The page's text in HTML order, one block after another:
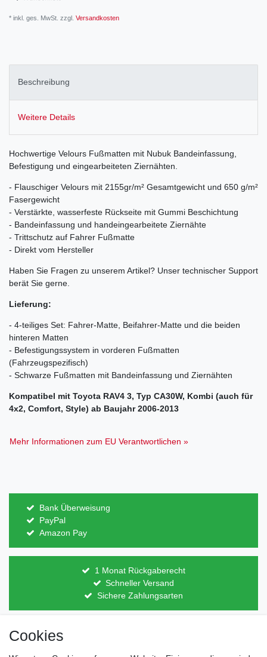
* inkl. ges. MwSt. zzgl. Versandkosten
Beschreibung
Weitere Details
Hochwertige Velours Fußmatten mit Nubuk Bandeinfassung,
Befestigung und eingearbeiteten Ziernähten.
- Flauschiger Velours mit 2155gr/m² Gesamtgewicht und 650 g/m²
Fasergewicht
- Verstärkte, wasserfeste Rückseite mit Gummi Beschichtung
- Bandeinfassung und handeingearbeitete Ziernähte
- Trittschutz auf Fahrer Fußmatte
- Direkt vom Hersteller
Haben Sie Fragen zu unserem Artikel? Unser technischer Support
berät Sie gerne.
Lieferung:
- 4-teiliges Set: Fahrer-Matte, Beifahrer-Matte und die beiden
hinteren Matten
- Befestigungssystem in vorderen Fußmatten
(Fahrzeugspezifisch)
- Schwarze Fußmatten mit Bandeinfassung und Ziernähten
Kompatibel mit Toyota RAV4 3, Typ CA30W, Kombi (auch für
4x2, Comfort, Style) ab Baujahr 2006-2013
Mehr Informationen zum EU Verantwortlichen »
Bank Überweisung
PayPal
Amazon Pay
1 Monat Rückgaberecht
Schneller Versand
Sichere Zahlungsarten
Direkt vom Hersteller
Cookies